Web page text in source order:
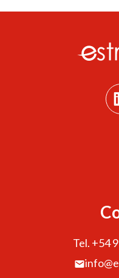
Tel. +54